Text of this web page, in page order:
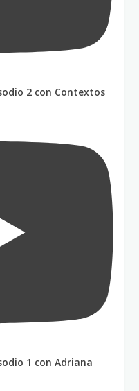
2 con Contextos
1 con Adriana